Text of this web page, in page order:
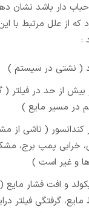
دار باشد نشان
از علل مرتبط با
:
( نشتی در سیستم )
بیش از حد در فیلتر (
در مسیر مایع )
( ناشی از
خرابی پمپ برج،
و غیر است )
و افت فشار مایع
گرفتگی فیلتر